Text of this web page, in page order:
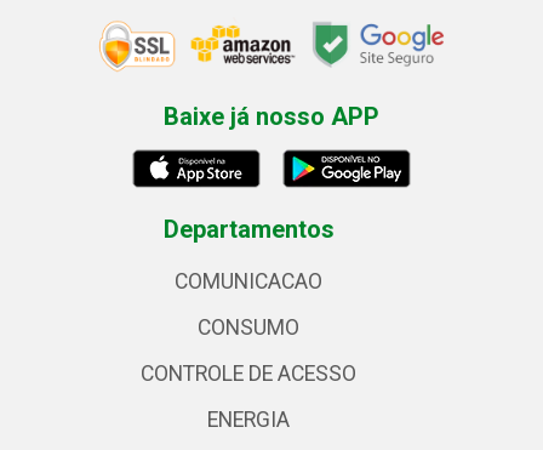
Baixe já nosso APP
Departamentos
COMUNICACAO
CONSUMO
CONTROLE DE ACESSO
ENERGIA